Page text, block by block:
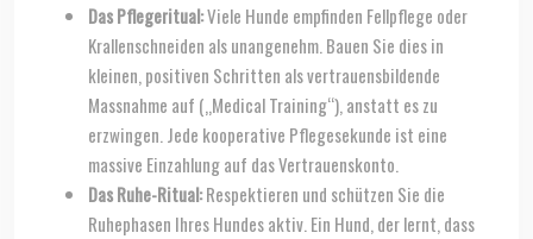
Das Pflegeritual:Viele Hunde empfinden Fellpflege oder
Krallenschneiden als unangenehm. Bauen Sie dies in
kleinen, positiven Schritten als vertrauensbildende
Massnahme auf („Medical Training“), anstatt es zu
erzwingen. Jede kooperative Pflegesekunde ist eine
massive Einzahlung auf das Vertrauenskonto.
Das Ruhe-Ritual:Respektieren und schützen Sie die
Ruhephasen Ihres Hundes aktiv. Ein Hund, der lernt, dass